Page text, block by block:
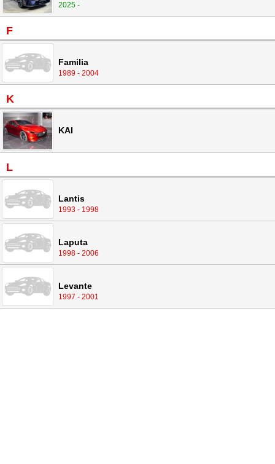
2025 -
F
Familia
1989 - 2004
K
KAI
L
Lantis
1993 - 1998
Laputa
1998 - 2006
Levante
1997 - 2001